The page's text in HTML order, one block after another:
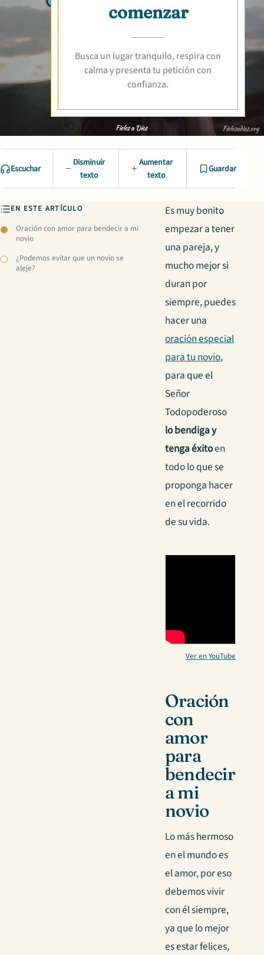
comenzar
Busca un lugar tranquilo, respira con
calma y presenta tu petición con
confianza.
Escuchar
Disminuir
texto
Aumentar
texto
Guardar
EN ESTE ARTÍCULO
Oración con amor para bendecir a mi
novio
¿Podemos evitar que un novio se
aleje?
Es muy bonito
empezar a tener
una pareja, y
mucho mejor si
duran por
siempre, puedes
hacer una
oración especial
para tu novio,
para que el
Señor
Todopoderoso
lo bendiga y
tenga éxitoen
todo lo que se
proponga hacer
en el recorrido
de su vida.
Ver en YouTube
Oración
con
amor
para
bendecir
a mi
novio
Lo más hermoso
en el mundo es
el amor, por eso
debemos vivir
con él siempre,
ya que lo mejor
es estar felices,